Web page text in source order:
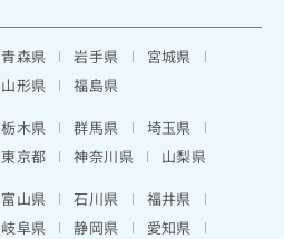
青森県 岩手県
宮城県
山形県
福島県
栃木県 群馬県
埼玉県
東京都 神奈川県
山梨県
富山県 石川県
福井県
岐阜県 静岡県
愛知県